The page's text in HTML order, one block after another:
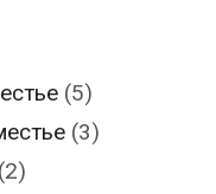
(5)
(3)
(2)